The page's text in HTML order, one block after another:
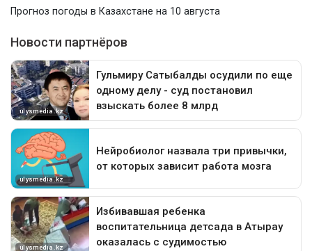
Прогноз погоды в Казахстане на 10 августа